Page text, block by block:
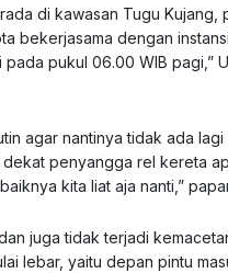
di kawasan Tugu Kujang,
bekerjasama dengan
pukul 06.00 WIB pagi,”
agar nantinya tidak ada
penyangga rel kereta
kita liat aja nanti,”
juga tidak terjadi
lebar, yaitu depan pintu